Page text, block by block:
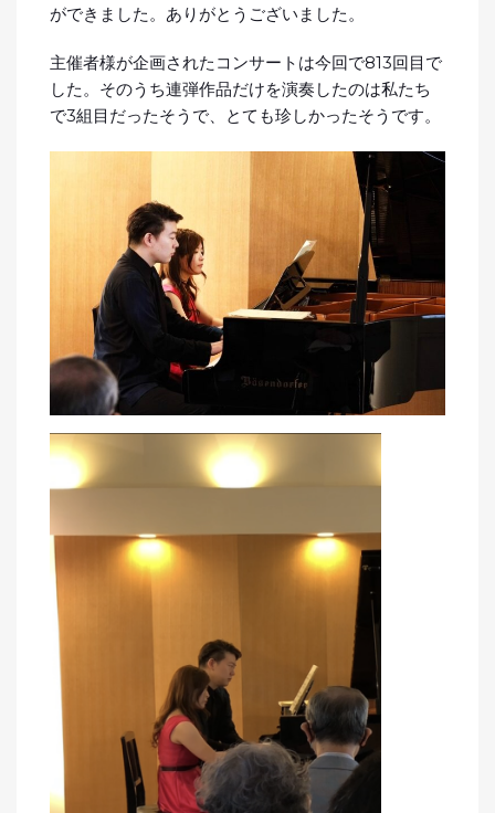
ができました。ありがとうございました。
主催者様が企画されたコンサートは今回で813回目で
した。そのうち連弾作品だけを演奏したのは私たち
で3組目だったそうで、とても珍しかったそうです。